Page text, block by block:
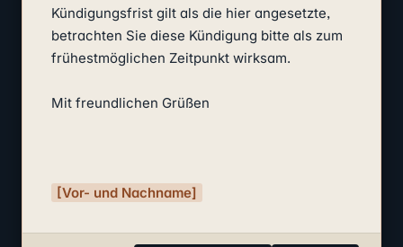
Kündigungsfrist gilt als die hier angesetzte,
betrachten Sie diese Kündigung bitte als zum
frühestmöglichen Zeitpunkt wirksam.
Mit freundlichen Grüßen
[Vor- und Nachname]